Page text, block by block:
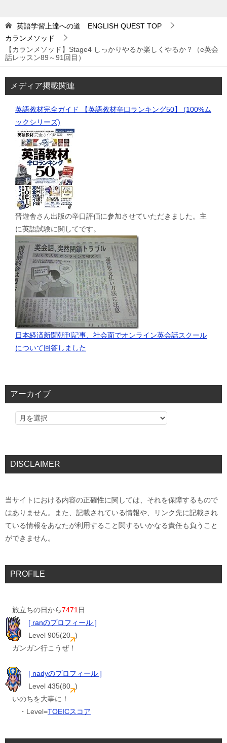
英語学習上達への道 ENGLISH QUEST TOP
カランメソッド
【カランメソッド】Stage4 しっかりやるか楽しくやるか？（e英会
話レッスン89～91回目）
メディア掲載関連
英語教材完全ガイド 【英語教材辛口ランキング50】 (100%ム
ックシリーズ)
晋遊舎さん出版の辛口評価に参加させていただきました。主
に英語試験に関してです。
日本経済新聞朝刊記事、社会面でオンライン英会話スクール
について回答しました
アーカイブ
DISCLAIMER
当サイトにおける内容の正確性に関しては、それを保障するもので
はありません。また、記載されている情報や、リンク先に記載され
ている情報をあなたが利用すること関するいかなる責任も負うこと
ができません。
PROFILE
旅立ちの日から7471日
[ ranのプロフィール ]
Level 905(20 )
ガンガン行こうぜ！
[ nadyのプロフィール ]
Level 435(80 )
いのちを大事に！
・Level=TOEICスコア